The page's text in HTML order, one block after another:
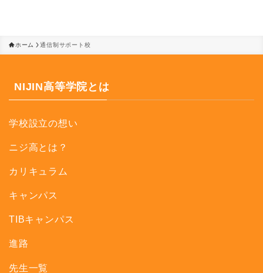
ホーム 通信制サポート校
NIJIN高等学院とは
学校設立の想い
ニジ高とは？
カリキュラム
キャンパス
TIBキャンパス
進路
先生一覧